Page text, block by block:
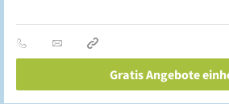
Gratis Angebote